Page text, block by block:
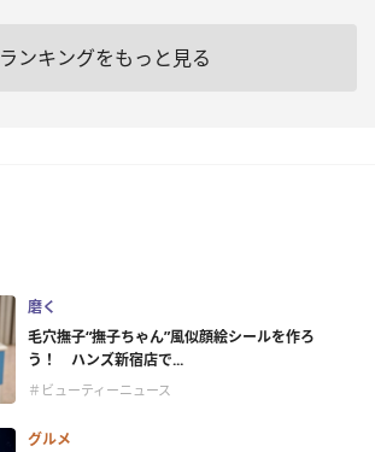
ランキングをもっと見る
磨く
毛穴撫子“撫子ちゃん”風似顔絵シールを作ろ
う！ ハンズ新宿店で...
＃ビューティーニュース
グルメ